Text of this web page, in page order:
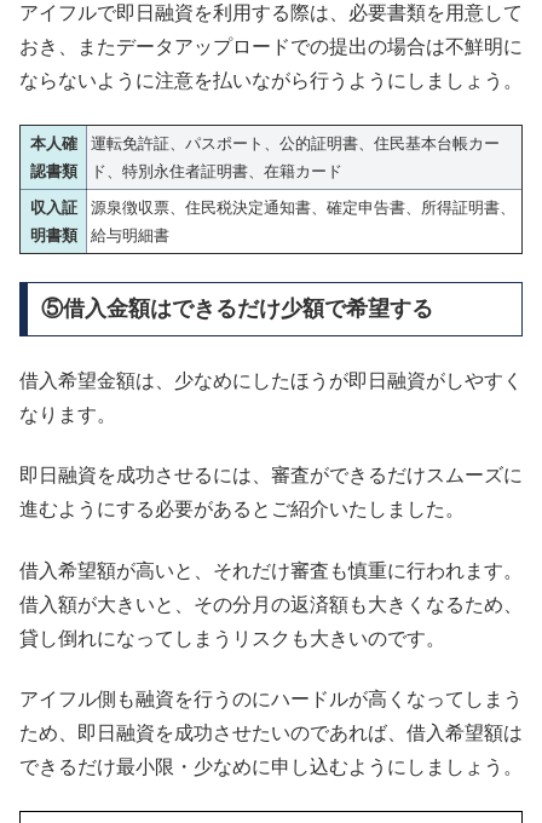
アイフルで即日融資を利用する際は、必要書類を用意して
おき、またデータアップロードでの提出の場合は不鮮明に
ならないように注意を払いながら行うようにしましょう。
本人確
認書類
運転免許証、パスポート、公的証明書、住民基本台帳カー
ド、特別永住者証明書、在籍カード
収入証
明書類
源泉徴収票、住民税決定通知書、確定申告書、所得証明書、
給与明細書
⑤借入金額はできるだけ少額で希望する
借入希望金額は、少なめにしたほうが即日融資がしやすく
なります。
即日融資を成功させるには、審査ができるだけスムーズに
進むようにする必要があるとご紹介いたしました。
借入希望額が高いと、それだけ審査も慎重に行われます。
借入額が大きいと、その分月の返済額も大きくなるため、
貸し倒れになってしまうリスクも大きいのです。
アイフル側も融資を行うのにハードルが高くなってしまう
ため、即日融資を成功させたいのであれば、借入希望額は
できるだけ最小限・少なめに申し込むようにしましょう。